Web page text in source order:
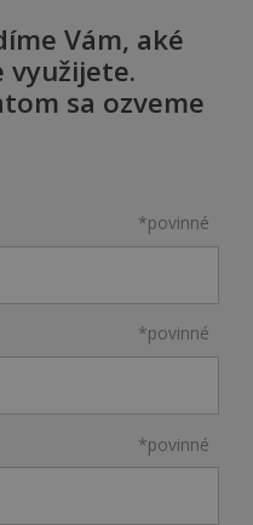
Vám, aké
využijete.
sa ozveme
*povinné
*povinné
*povinné